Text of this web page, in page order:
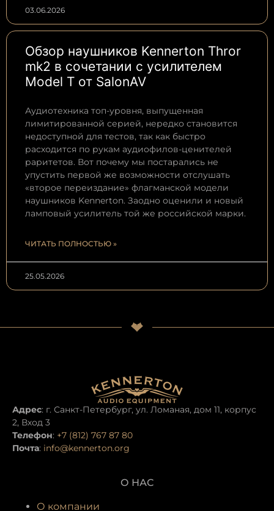
03.06.2026
Обзор наушников Kennerton Thror
mk2 в сочетании с усилителем
Model T от SalonAV
Аудиотехника топ-уровня, выпущенная
лимитированной серией, нередко становится
недоступной для тестов, так как быстро
расходится по рукам аудиофилов-ценителей
раритетов. Вот почему мы постарались не
упустить первой же возможности отслушать
«второе переиздание» флагманской модели
наушников Kennerton. Заодно оценили и новый
ламповый усилитель той же российской марки.
ЧИТАТЬ ПОЛНОСТЬЮ »
25.05.2026
Адрес: г. Санкт-Петербург, ул. Ломаная, дом 11, корпус
2, Вход 3
Телефон: +7 (812) 767 87 80
Почта: info@kennerton.org
О НАС
О компании